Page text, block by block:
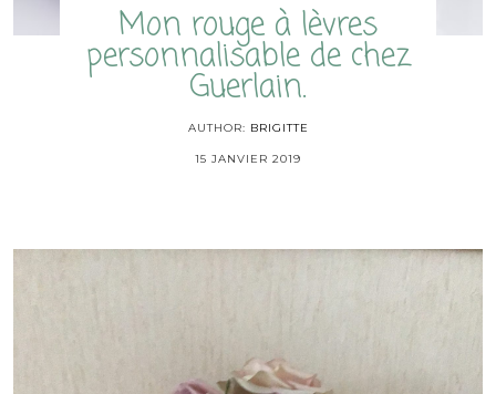
Mon rouge à lèvres
personnalisable de chez
Guerlain.
AUTHOR: BRIGITTE
15 JANVIER 2019